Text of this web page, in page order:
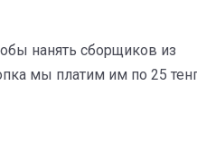
нанять сборщиков из
мы платим им по 25